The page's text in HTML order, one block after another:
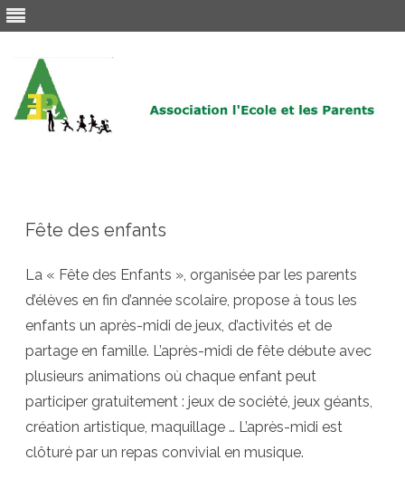
Fête des enfants
La « Fête des Enfants », organisée par les parents
d’élèves en fin d’année scolaire, propose à tous les
enfants un après-midi de jeux, d’activités et de
partage en famille. L’après-midi de fête débute avec
plusieurs animations où chaque enfant peut
participer gratuitement : jeux de société, jeux géants,
création artistique, maquillage … L’après-midi est
clôturé par un repas convivial en musique.